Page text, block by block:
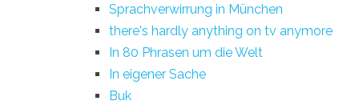
Sprachverwirrung in München
there's hardly anything on tv anymore
In 80 Phrasen um die Welt
In eigener Sache
Buk